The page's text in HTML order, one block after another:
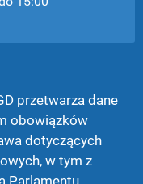
przetwarza dane
obowiązków
dotyczących
w tym z
Parlamentu